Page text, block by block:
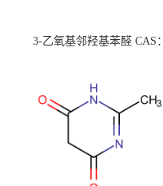
3-乙氧基邻羟基苯醛 CAS：
校可先用后付